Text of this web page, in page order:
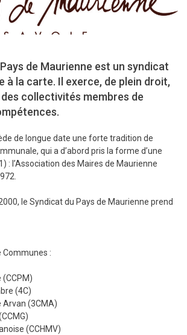
de Maurienne est un syndicat
à la carte. Il exerce, de plein droit,
collectivités membres de
de longue date une forte tradition de
qui a d’abord pris la forme d’une
: l’Association des Maires de Maurienne
le Syndicat du Pays de Maurienne prend
Communes :
(4C)
(3CMA)
(CCHMV)